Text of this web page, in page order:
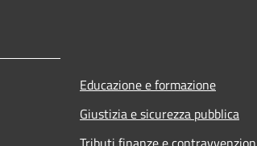
Educazione e formazione
Giustizia e sicurezza pubblica